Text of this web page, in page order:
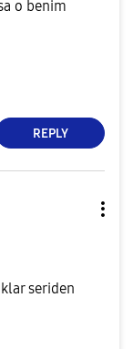
o benim
REPLY
seriden